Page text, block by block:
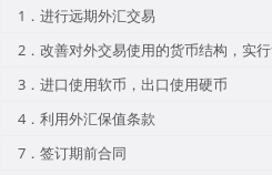
1．进行远期外汇交易
2．改善对外交易使用的货币结构，实
3．进口使用软币，出口使用硬币
4．利用外汇保值条款
7．签订期前合同